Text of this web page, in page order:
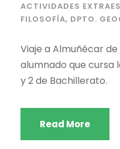
ACTIVIDADES
FILOSOFÍA, DPTO.
Viaje a Almuñécar
alumnado que cursa
y 2 de Bachillerato.
Read More